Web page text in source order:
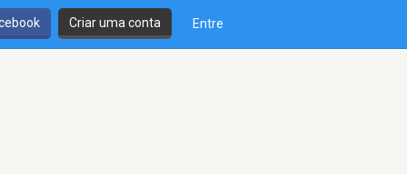
Criar uma conta Entre